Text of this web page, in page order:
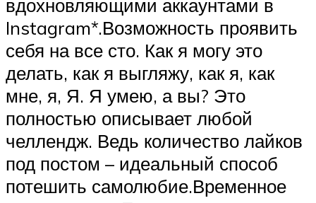
вдохновляющими аккаунтами в
Instagram*.Возможность проявить
себя на все сто. Как я могу это
делать, как я выгляжу, как я, как
мне, я, Я. Я умею, а вы? Это
полностью описывает любой
челлендж. Ведь количество лайков
под постом – идеальный способ
потешить самолюбие.Временное